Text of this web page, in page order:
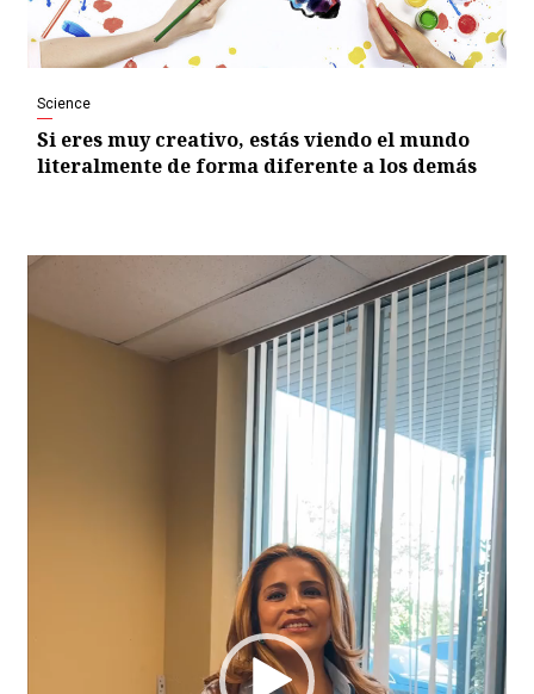
Science
Si eres muy creativo, estás viendo el mundo
literalmente de forma diferente a los demás
Video